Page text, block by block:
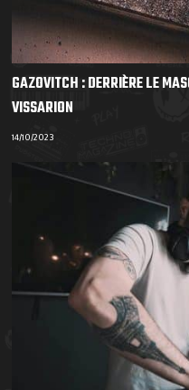
GAZOVITCH : DERRIÈRE LE
VISSARION
14/10/2023